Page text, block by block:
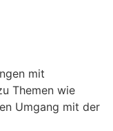
mit
Themen wie
Umgang mit der